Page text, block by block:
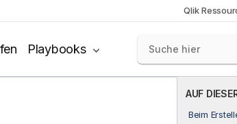
Qlik
Playbooks
AUF
Beim